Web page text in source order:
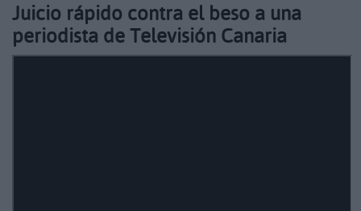
Juicio rápido contra el beso a una
periodista de Televisión Canaria